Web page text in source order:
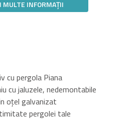
MULTE INFORMAȚII
cu pergola Piana
cu jaluzele, nedemontabile
oțel galvanizat
pergolei tale